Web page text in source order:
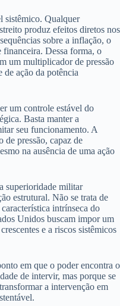
sistêmico. Qualquer
produz efeitos diretos nos
sobre a inflação, o
financeira. Dessa forma, o
um multiplicador de pressão
ação da potência
um controle estável do
Basta manter a
seu funcionamento. A
de pressão, capaz de
na ausência de uma ação
superioridade militar
estrutural. Não se trata de
intrínseca do
Unidos buscam impor um
e a riscos sistêmicos
em que o poder encontra o
de intervir, mas porque se
a intervenção em